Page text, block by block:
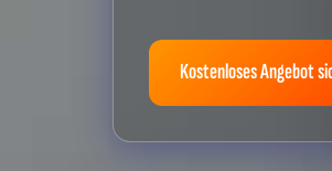
Kostenloses Angebot